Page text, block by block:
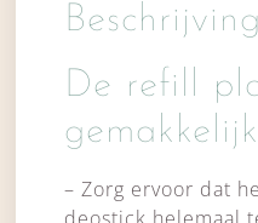
Beschrijving
De refill
– Zorg ervoor dat